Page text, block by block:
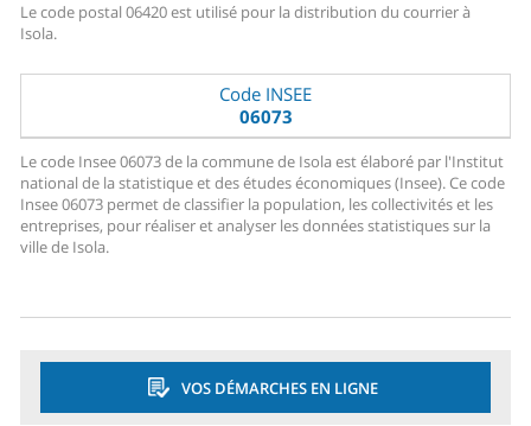
Le code postal 06420 est utilisé pour la distribution du courrier à
Isola.
Code INSEE
06073
Le code Insee 06073 de la commune de Isola est élaboré par l'Institut
national de la statistique et des études économiques (Insee). Ce code
Insee 06073 permet de classifier la population, les collectivités et les
entreprises, pour réaliser et analyser les données statistiques sur la
ville de Isola.
VOS DÉMARCHES EN LIGNE